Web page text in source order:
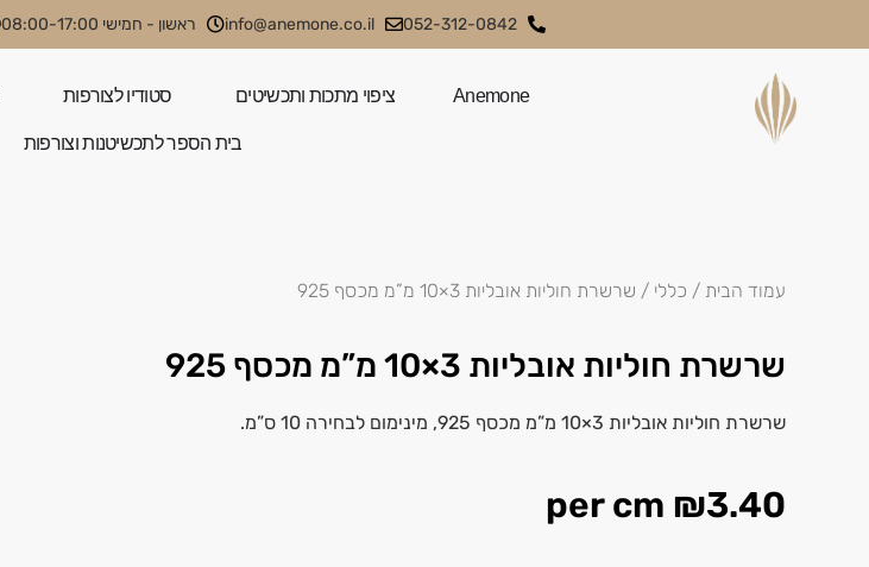
052-312-0842
info@anemone.co.il ראשון - חמישי 08:00-17:00
Anemone ציפוי מתכות ותכשיטים סטודיו לצורפות
בית הספר לתכשיטנות וצורפות
עמוד הבית / כללי / שרשרת חוליות אובליות 3×10 מ”מ מכסף 925
שרשרת חוליות אובליות 3×10 מ”מ מכסף 925
שרשרת חוליות אובליות 3×10 מ”מ מכסף 925, מינימום לבחירה 10 ס”מ.
₪3.40